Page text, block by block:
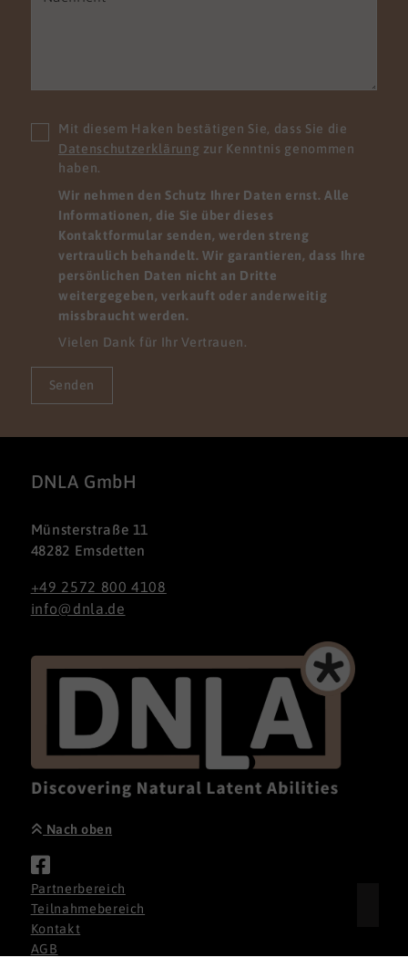
Mit diesem Haken bestätigen Sie, dass Sie die
Datenschutzerklärung zur Kenntnis genommen
haben.
Wir nehmen den Schutz Ihrer Daten ernst. Alle
Informationen, die Sie über dieses
Kontaktformular senden, werden streng
vertraulich behandelt. Wir garantieren, dass Ihre
persönlichen Daten nicht an Dritte
weitergegeben, verkauft oder anderweitig
missbraucht werden.
Vielen Dank für Ihr Vertrauen.
Senden
DNLA GmbH
Münsterstraße 11
48282 Emsdetten
+49 2572 800 4108
info@dnla.de
Nach oben
Partnerbereich
Teilnahmebereich
Kontakt
AGB